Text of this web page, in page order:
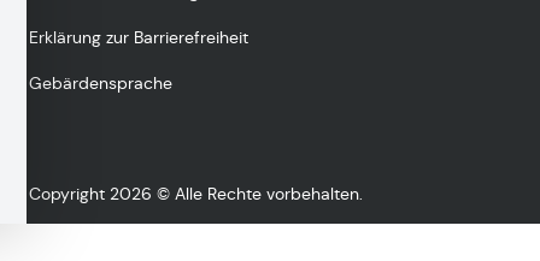
Erklärung zur Barrierefreiheit
Gebärdensprache
Copyright 2026 © Alle Rechte vorbehalten.